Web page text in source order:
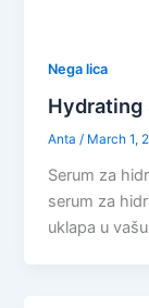
Nega lica
Hydrating
Anta/ March 1,
Serum za
serum za
uklapa u